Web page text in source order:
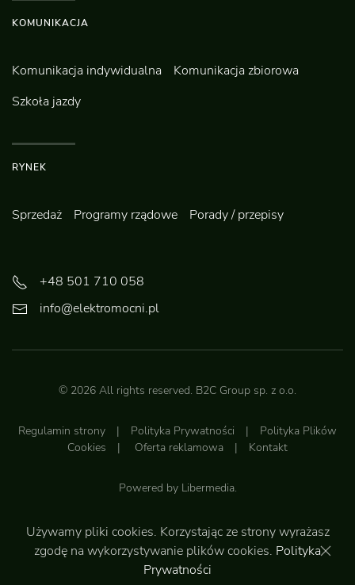
KOMUNIKACJA
Komunikacja indywidualna
Komunikacja zbiorowa
Szkoła jazdy
RYNEK
Sprzedaż Programy rządowe Porady / przepisy
+48 501 710 058
info@elektromocni.pl
© 2026 All rights reserved. B2C Group sp. z o.o.
Regulamin strony | Polityka Prywatności | Polityka Plików
Cookies | Oferta reklamowa | Kontakt
Powered by Libermedia.
Do góry
Używamy pliki cookies. Korzystając ze strony wyrażasz
zgodę na wykorzystywanie plików cookies. Polityka
Prywatności